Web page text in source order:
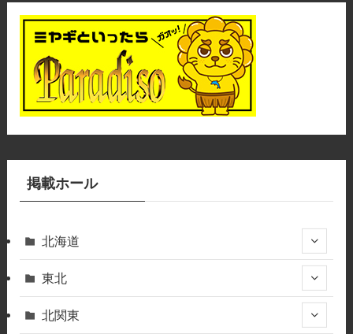
掲載ホール
北海道
東北
北関東